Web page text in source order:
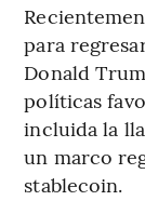
para
Donald
políticas
incluida la
un marco
stablecoin.